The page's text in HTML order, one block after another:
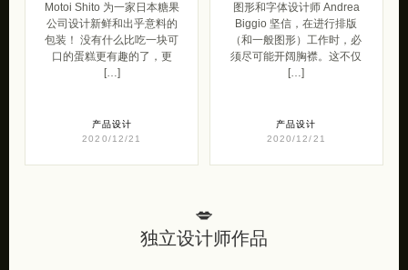
Motoi Shito 为一家日本糖果
公司设计新鲜和出乎意料的
包装！ 没有什么比吃一块可
口的蛋糕更有趣的了，更
[…]
产品设计
2020/12/21
图形和字体设计师 Andrea
Biggio 坚信，在进行排版
（和一般图形）工作时，必
须尽可能开阔胸襟。这不仅
[…]
产品设计
2020/12/21
💋
独立设计师作品